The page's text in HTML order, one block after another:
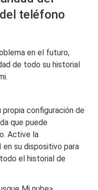
teléfono
en el futuro,
de todo su historial
configuración de
que puede
Active la
en su dispositivo para
el historial de